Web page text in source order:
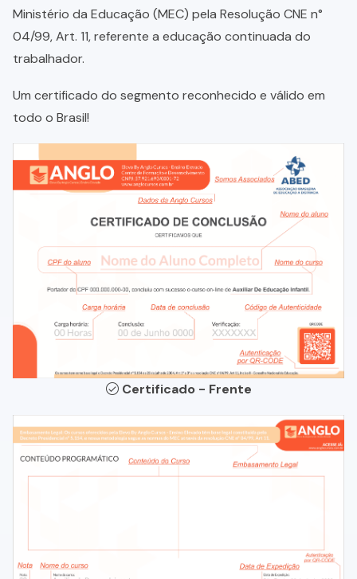
Ministério da Educação (MEC) pela Resolução CNE n°
04/99, Art. 11, referente a educação continuada do
trabalhador.
Um certificado do segmento reconhecido e válido em
todo o Brasil!
Certificado - Frente